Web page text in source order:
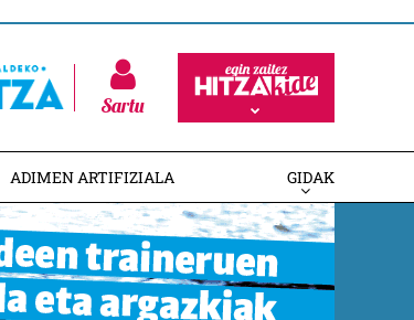
Sartu
ADIMEN ARTIFIZIALA GIDAK